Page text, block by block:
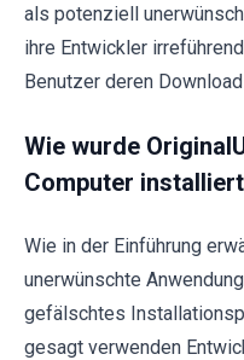
als potenziell
ihre Entwickler
Benutzer deren
Wie wurde
Computer
Wie in der Einführung
unerwünschte
gefälschtes
gesagt verwenden